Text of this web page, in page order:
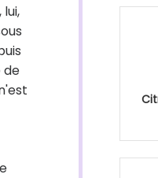
de